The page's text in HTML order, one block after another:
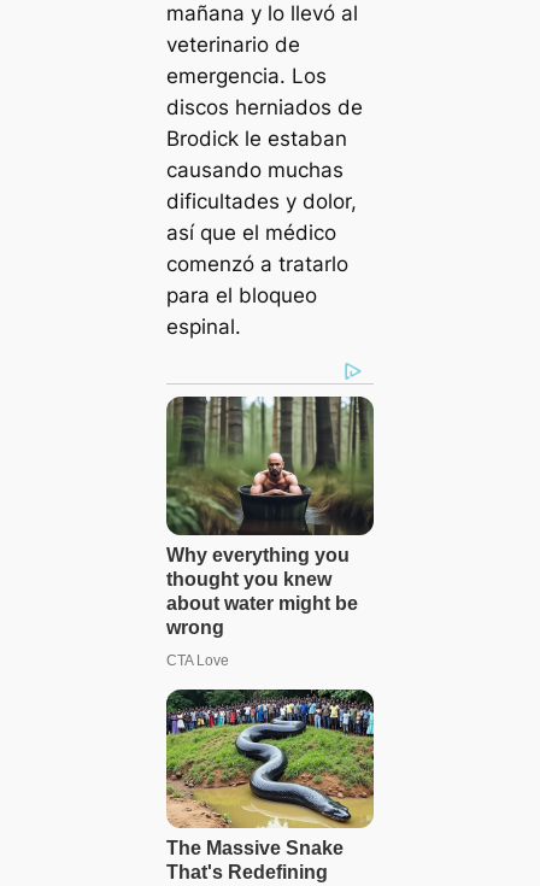
mañana y lo llevó al
veterinario de
emergencia. Los
discos herniados de
Brodick le estaban
causando muchas
dificultades y dolor,
así que el médico
comenzó a tratarlo
para el bloqueo
espinal.